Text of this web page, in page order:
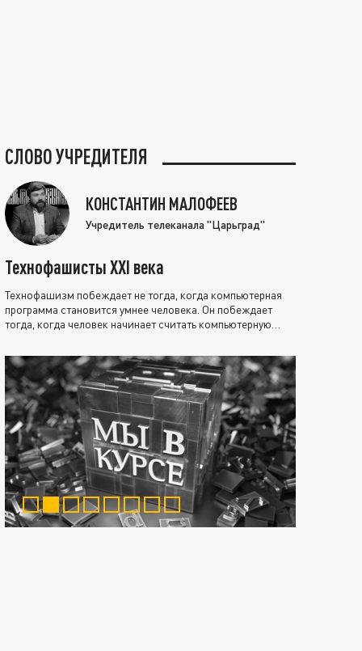
СЛОВО УЧРЕДИТЕЛЯ
КОНСТАНТИН МАЛОФЕЕВ
Учредитель телеканала "Царьград"
Технофашисты XXI века
Технофашизм побеждает не тогда, когда компьютерная
программа становится умнее человека. Он побеждает
тогда, когда человек начинает считать компьютерную